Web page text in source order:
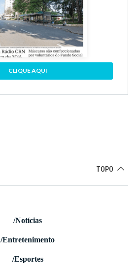
CLIQUE AQUI
TOPO
/Notícias
/Entretenimento
/Esportes